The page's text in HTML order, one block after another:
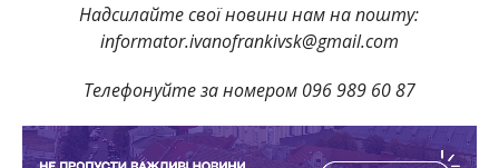
Надсилайте свої новини нам на пошту:
informator.ivanofrankivsk@gmail.com
Телефонуйте за номером 096 989 60 87